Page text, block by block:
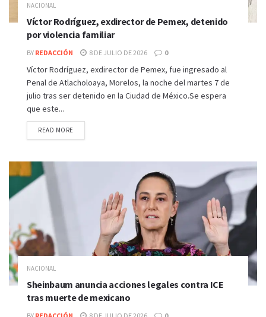
NACIONAL
Víctor Rodríguez, exdirector de Pemex, detenido
por violencia familiar
BY REDACCIÓN 8 DE JULIO DE 2026 0
Víctor Rodríguez, exdirector de Pemex, fue ingresado al
Penal de Atlacholoaya, Morelos, la noche del martes 7 de
julio tras ser detenido en la Ciudad de México.Se espera
que este...
READ MORE
NACIONAL
Sheinbaum anuncia acciones legales contra ICE
tras muerte de mexicano